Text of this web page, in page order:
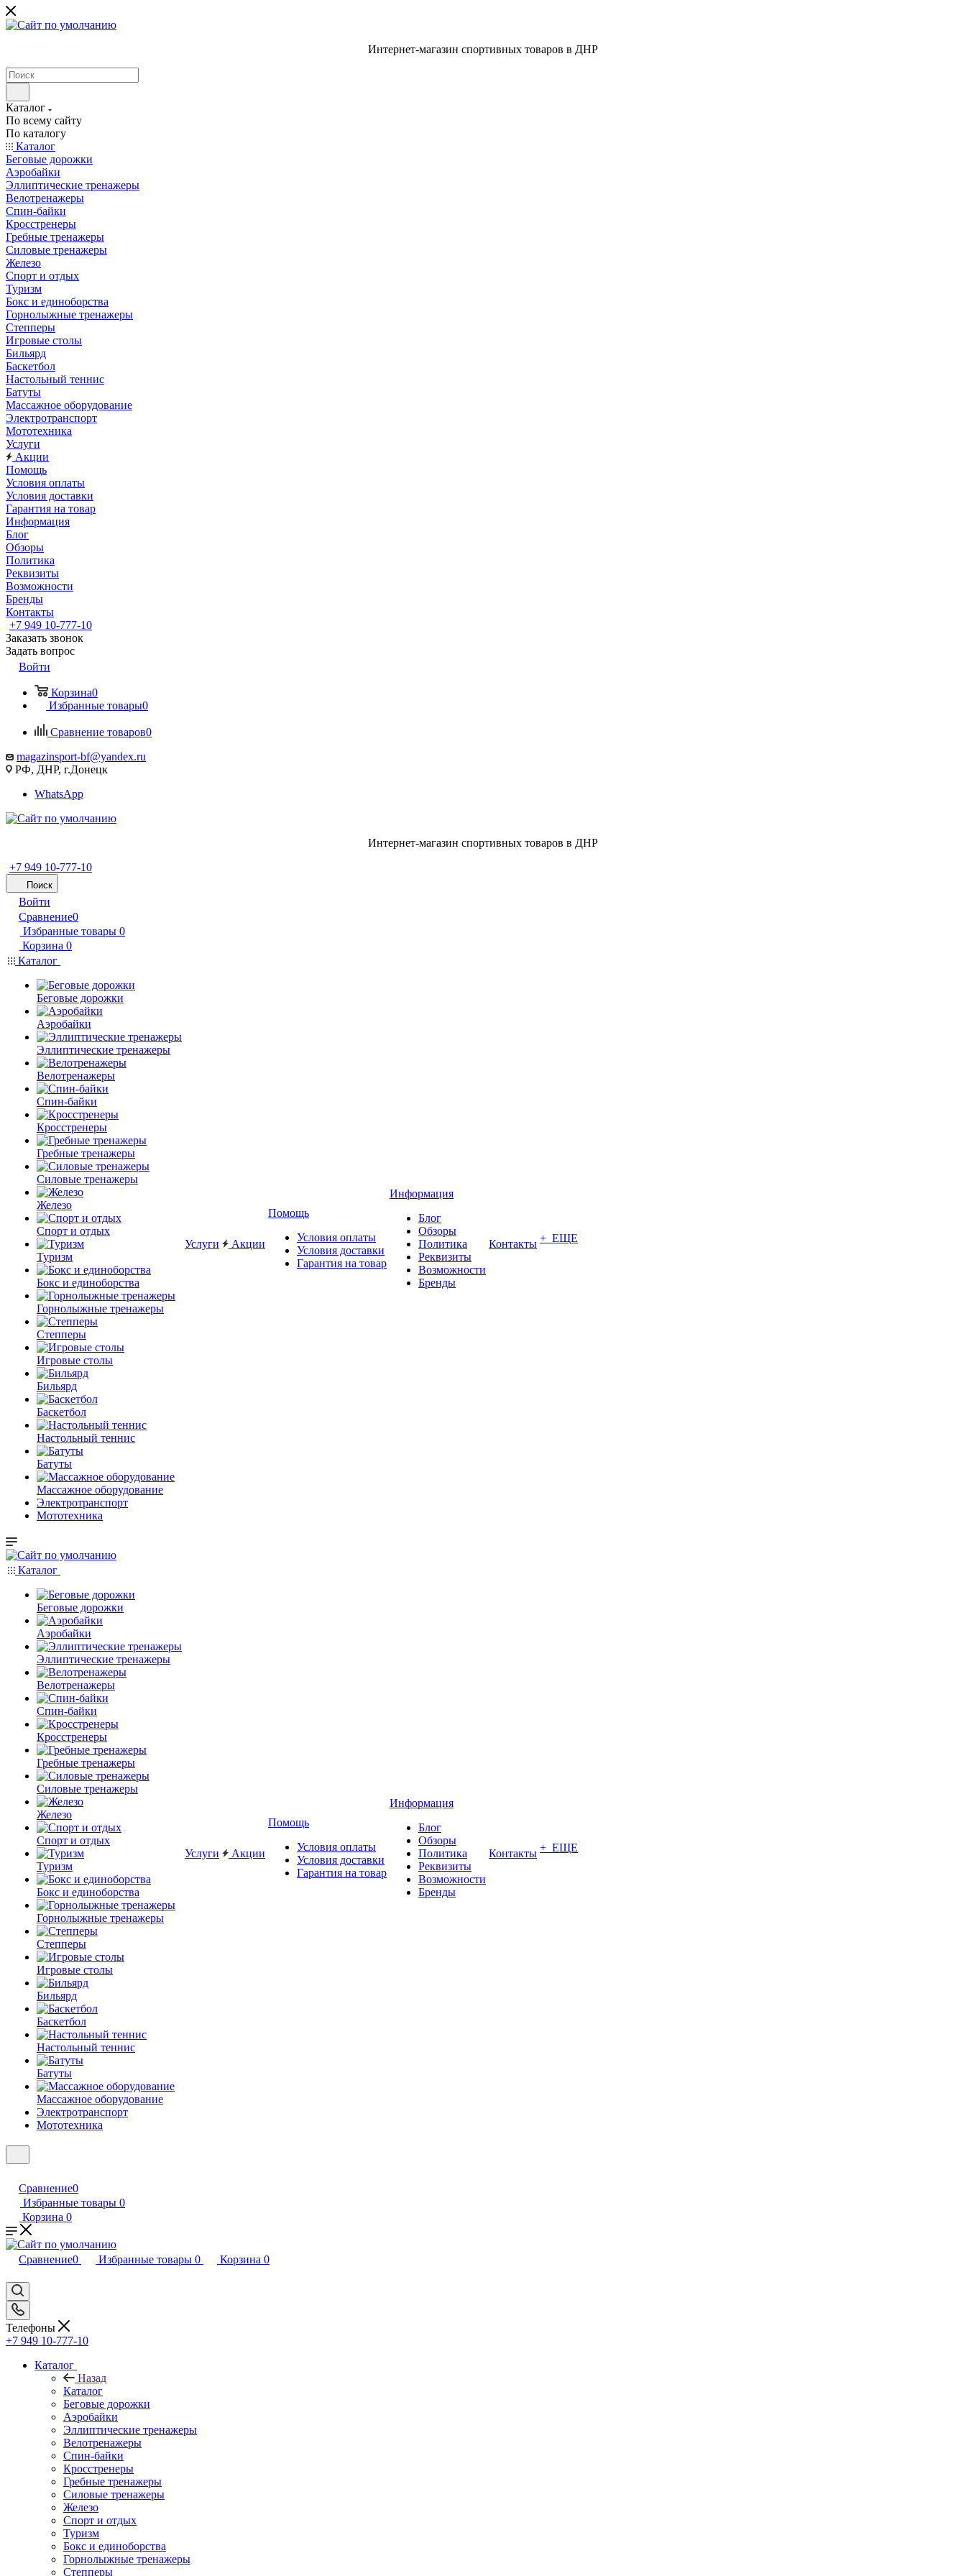
Интернет-магазин спортивных товаров в ДНР
Каталог
По всему сайту
По каталогу
Каталог
Беговые дорожки
Аэробайки
Эллиптические тренажеры
Велотренажеры
Спин-байки
Кросстренеры
Гребные тренажеры
Силовые тренажеры
Железо
Спорт и отдых
Туризм
Бокс и единоборства
Горнолыжные тренажеры
Степперы
Игровые столы
Бильярд
Баскетбол
Настольный теннис
Батуты
Массажное оборудование
Электротранспорт
Мототехника
Услуги
Акции
Помощь
Условия оплаты
Условия доставки
Гарантия на товар
Информация
Блог
Обзоры
Политика
Реквизиты
Возможности
Бренды
Контакты
+7 949 10-777-10
Заказать звонок
Задать вопрос
Войти
Корзина0
Избранные товары0
Сравнение товаров0
magazinsport-bf@yandex.ru
РФ, ДНР, г.Донецк
WhatsApp
Интернет-магазин спортивных товаров в ДНР
+7 949 10-777-10
Поиск
Войти
Сравнение0
Избранные товары 0
Корзина 0
Каталог
Беговые дорожки
Аэробайки
Эллиптические тренажеры
Велотренажеры
Спин-байки
Кросстренеры
Гребные тренажеры
Силовые тренажеры
Железо
Спорт и отдых
Туризм
Бокс и единоборства
Горнолыжные тренажеры
Степперы
Игровые столы
Бильярд
Баскетбол
Настольный теннис
Батуты
Массажное оборудование
Электротранспорт
Мототехника
Услуги Акции
Помощь
Условия оплаты
Условия доставки
Гарантия на товар
Информация
Блог
Обзоры
Политика
Реквизиты
Возможности
Бренды
Контакты + ЕЩЕ
Каталог
Беговые дорожки
Аэробайки
Эллиптические тренажеры
Велотренажеры
Спин-байки
Кросстренеры
Гребные тренажеры
Силовые тренажеры
Железо
Спорт и отдых
Туризм
Бокс и единоборства
Горнолыжные тренажеры
Степперы
Игровые столы
Бильярд
Баскетбол
Настольный теннис
Батуты
Массажное оборудование
Электротранспорт
Мототехника
Услуги Акции
Помощь
Условия оплаты
Условия доставки
Гарантия на товар
Информация
Блог
Обзоры
Политика
Реквизиты
Возможности
Бренды
Контакты + ЕЩЕ
Сравнение0
Избранные товары 0
Корзина 0
Сравнение0 Избранные товары 0 Корзина 0
Телефоны
+7 949 10-777-10
Каталог
Назад
Каталог
Беговые дорожки
Аэробайки
Эллиптические тренажеры
Велотренажеры
Спин-байки
Кросстренеры
Гребные тренажеры
Силовые тренажеры
Железо
Спорт и отдых
Туризм
Бокс и единоборства
Горнолыжные тренажеры
Степперы